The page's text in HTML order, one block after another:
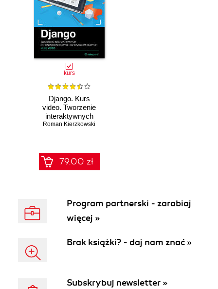
kurs
Django. Kurs
video. Tworzenie
interaktywnych
stron
Roman Kierzkowski
79.00 zł
Program partnerski - zarabiaj
więcej »
Brak książki? - daj nam znać »
Subskrybuj newsletter »